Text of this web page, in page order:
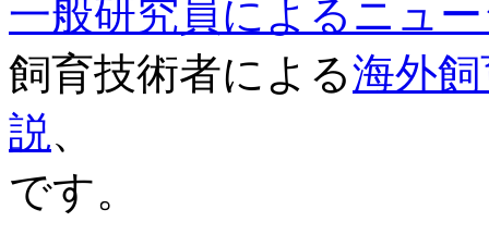
一般研究員によるニュ
飼育技術者による海外
説、
です。